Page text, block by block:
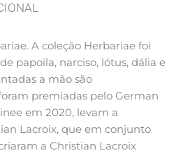
A coleção Herbariae foi
papoila, narciso, lótus, dália e
a mão são
premiadas pelo German
em 2020, levam a
Lacroix, que em conjunto
a Christian Lacroix